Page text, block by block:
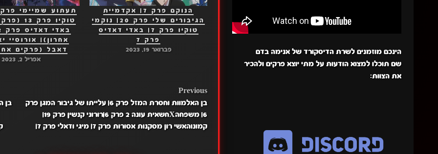
הנוקם פרק 7| אקדמיית
הגיבורים שלי פרק 20| נוקמי
טוקיו פרק 7| באדי דאדיס
פרק 7
פברואר 19, 2023
טוקיו
אחרון)| אורוסיי
דאבל (פרקים
אפריל 2, 2023
POST
NAVIGATION
Previous
בן האלמוות וחסרת המזל פרק 6| עלייתו של גיבור המגן פרק
6| משפחהXחשאית עונה 2 פרק 6|רורוני קנשין פרק 19|
קמונוהאשי רון מסקנות אסורות פרק 7| מיגי ודאלי פרק 7|
הינכם מוזמנים לשרת הדיסקורד של אנימה בדם
שם תוכלו למצוא הודעות על מתי יוצא פרקים ולהכיר
את הצוות: